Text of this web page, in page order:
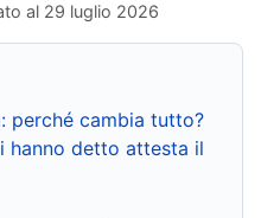
al 29 luglio 2026
perché cambia tutto?
hanno detto attesta il